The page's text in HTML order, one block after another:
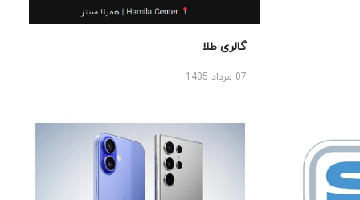
گالری طلا
07 مرداد 1405